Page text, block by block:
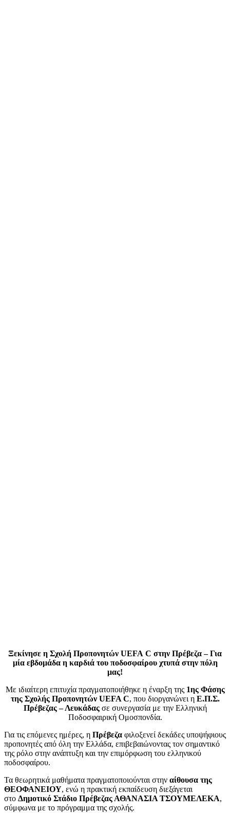
Ξεκίνησε η Σχολή Προπονητών UEFA C στην Πρέβεζα – Για
μία εβδομάδα η καρδιά του ποδοσφαίρου χτυπά στην πόλη
μας!
Με ιδιαίτερη επιτυχία πραγματοποιήθηκε η έναρξη της 1ης Φάσης
της Σχολής Προπονητών UEFA C, που διοργανώνει η Ε.Π.Σ.
Πρέβεζας – Λευκάδαςσε συνεργασία με την Ελληνική
Ποδοσφαιρική Ομοσπονδία.
Για τις επόμενες ημέρες, η Πρέβεζα φιλοξενεί δεκάδες υποψήφιους
προπονητές από όλη την Ελλάδα, επιβεβαιώνοντας τον σημαντικό
της ρόλο στην ανάπτυξη και την επιμόρφωση του ελληνικού
ποδοσφαίρου.
Τα θεωρητικά μαθήματα πραγματοποιούνται στην αίθουσα της
ΘΕΟΦΑΝΕΙΟΥ, ενώ η πρακτική εκπαίδευση διεξάγεται
στο Δημοτικό Στάδιο Πρέβεζας ΑΘΑΝΑΣΙΑ ΤΣΟΥΜΕΛΕΚΑ,
σύμφωνα με το πρόγραμμα της σχολής.